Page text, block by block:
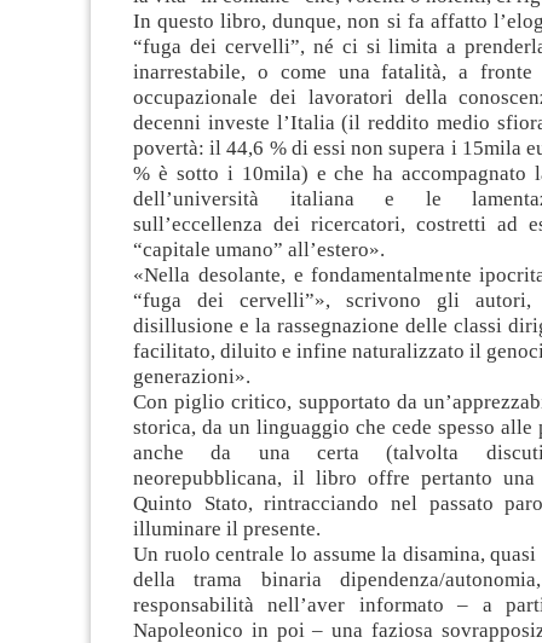
In questo libro, dunque, non si fa affatto
“fuga dei cervelli”, né ci si limita a
inarrestabile, o come una fatalità, a fronte
occupazionale dei lavoratori della
decenni investe l’Italia (il reddito medio
povertà: il 44,6 % di essi non supera i 15mila
% è sotto i 10mila) e che ha accompagnato
dell’università italiana e le
sull’eccellenza dei ricercatori, costretti ad
“capitale umano” all’estero».
«Nella desolante, e fondamentalmente
“fuga dei cervelli”», scrivono gli
disillusione e la rassegnazione delle classi
facilitato, diluito e infine naturalizzato il
generazioni».
Con piglio critico, supportato da
storica, da un linguaggio che cede spesso alle
anche da una certa (talvolta
neorepubblicana, il libro offre pertanto una
Quinto Stato, rintracciando nel passato
illuminare il presente.
Un ruolo centrale lo assume la disamina,
della trama binaria dipendenza/
responsabilità nell’aver informato – a
Napoleonico in poi – una faziosa